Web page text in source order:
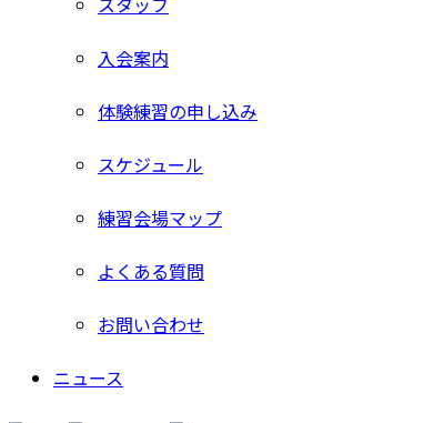
入会案内
体験練習の申し込み
スケジュール
練習会場マップ
よくある質問
お問い合わせ
ニュース